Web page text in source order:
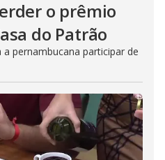
o prêmio
do Patrão
pernambucana participar de